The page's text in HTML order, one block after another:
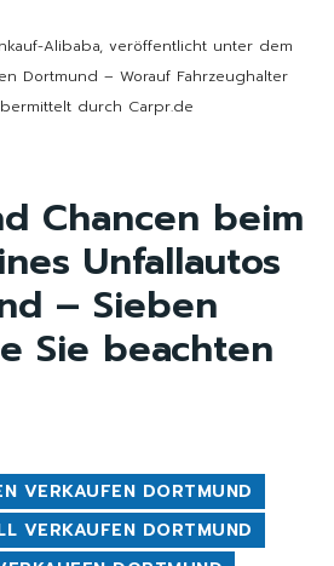
Alibaba, veröffentlicht unter dem
Dortmund – Worauf Fahrzeughalter
durch Carpr.de
Chancen beim
Unfallautos
– Sieben
Sie beachten
VERKAUFEN DORTMUND
VERKAUFEN DORTMUND